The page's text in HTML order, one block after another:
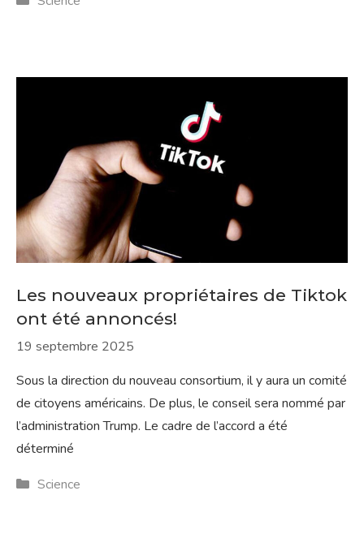
Les nouveaux propriétaires de Tiktok
ont ​​été annoncés!
19 septembre 2025
Sous la direction du nouveau consortium, il y aura un comité
de citoyens américains. De plus, le conseil sera nommé par
l’administration Trump. Le cadre de l’accord a été
déterminé
Catégories
Science